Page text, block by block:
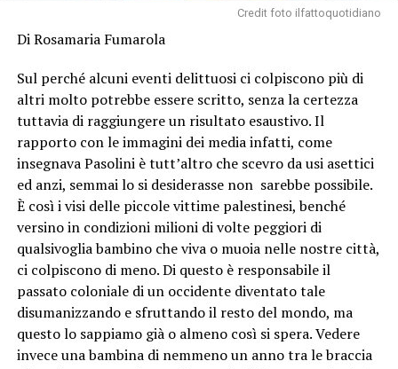
Credit foto ilfattoquotidiano
Di Rosamaria Fumarola
Sul perché alcuni eventi delittuosi ci colpiscono più di
altri molto potrebbe essere scritto, senza la certezza
tuttavia di raggiungere un risultato esaustivo. Il
rapporto con le immagini dei media infatti, come
insegnava Pasolini è tutt’altro che scevro da usi asettici
ed anzi, semmai lo si desiderasse non sarebbe possibile.
È così i visi delle piccole vittime palestinesi, benché
versino in condizioni milioni di volte peggiori di
qualsivoglia bambino che viva o muoia nelle nostre città,
ci colpiscono di meno. Di questo è responsabile il
passato coloniale di un occidente diventato tale
disumanizzando e sfruttando il resto del mondo, ma
questo lo sappiamo già o almeno così si spera. Vedere
invece una bambina di nemmeno un anno tra le braccia